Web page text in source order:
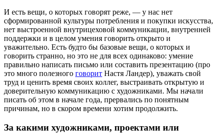
И есть вещи, о которых говорят реже, — у нас нет
сформированной культуры потребления и покупки искусства,
нет выстроенной внутрицеховой коммуникации, внутренней
поддержки и в целом умения говорить открыто и
уважительно. Есть будто бы базовые вещи, о которых и
говорить странно, но это не для всех одинаково: умение
правильно написать письмо или составить презентацию (про
это много полезного говорит Настя Ландер), уважать свой
труд и ценить время своих коллег, выстраивать открытую и
доверительную коммуникацию с художниками. Мы начали
писать об этом в начале года, прервались по понятным
причинам, но в скором времени хотим продолжить.
За какими художниками, проектами или